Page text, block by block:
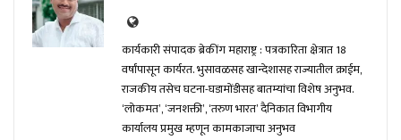
कार्यकारी संपादक ब्रेकींग महाराष्ट्र : पत्रकारिता क्षेत्रात 18
वर्षांपासून कार्यरत. भुसावळसह खान्देशासह राज्यातील क्राईम,
राजकीय तसेच घटना-घडामोंडीसह बातम्यांचा विशेष अनुभव.
‘लोकमत’, ‘जनशक्ती’, ‘तरुण भारत’ दैनिकात विभागीय
कार्यालय प्रमुख म्हणून कामकाजाचा अनुभव